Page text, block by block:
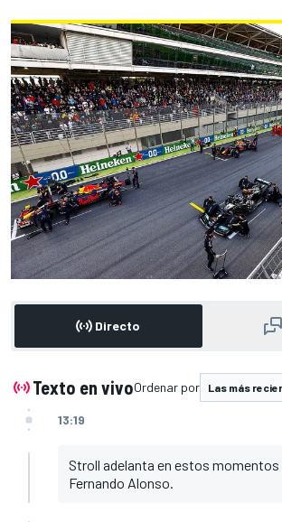
Directo
Texto en vivoOrdenar por
13:19
Stroll adelanta en estos momentos
Fernando Alonso.